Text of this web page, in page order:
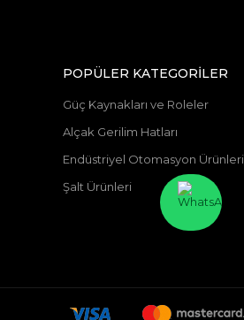
POPÜLER KATEGORİLER
Güç Kaynakları ve Roleler
Alçak Gerilim Hatları
Endüstriyel Otomasyon Ürünleri
Şalt Ürünleri